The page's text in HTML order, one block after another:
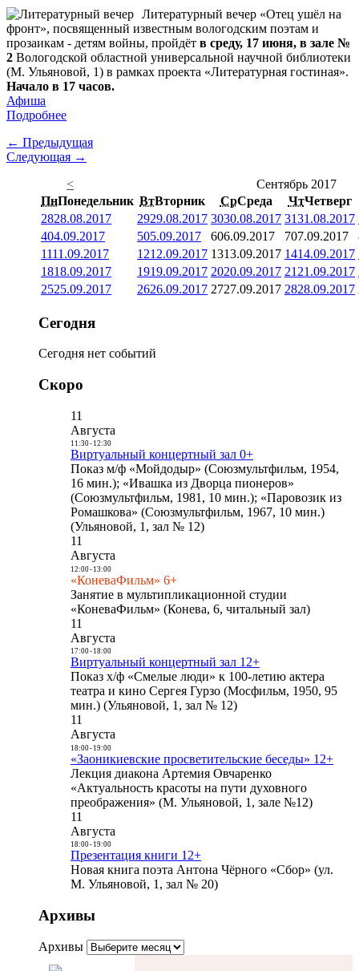
Литературный вечер «Отец ушёл на
фронт», посвященный известным вологодским поэтам и
прозаикам - детям войны, пройдёт в среду, 17 июня, в зале №
2 Вологодской областной универсальной научной библиотеки
(М. Ульяновой, 1) в рамках проекта «Литературная гостиная».
Начало в 17 часов.
Афиша
Подробнее
← Предыдущая
Следующая →
<
Сентябрь 2017
ПнПонедельник ВтВторник СрСреда ЧтЧетверг
2828.08.2017 2929.08.2017 3030.08.2017 3131.08.2017
404.09.2017 505.09.2017 606.09.2017 707.09.2017
1111.09.2017 1212.09.2017 1313.09.2017 1414.09.2017
1818.09.2017 1919.09.2017 2020.09.2017 21 21.09.2017
2525.09.2017 2626.09.2017 2727.09.2017 2828.09.2017
Сегодня
Сегодня нет событий
Скоро
11
Августа
11:30- 12:30
Виртуальный концертный зал 0+
Показ м/ф «Мойдодыр» (Союзмультфильм, 1954,
16 мин.); «Ивашка из Дворца пионеров»
(Союзмультфильм, 1981, 10 мин.); «Паровозик из
Ромашкова» (Союзмультфильм, 1967, 10 мин.)
(Ульяновой, 1, зал № 12)
11
Августа
12:00- 13:00
«КоневаФильм» 6+
Занятие в мультипликационной студии
«КоневаФильм» (Конева, 6, читальный зал)
11
Августа
17:00- 18:00
Виртуальный концертный зал 12+
Показ х/ф «Смелые люди» к 100-летию актера
театра и кино Сергея Гурзо (Мосфильм, 1950, 95
мин.) (Ульяновой, 1, зал № 12)
11
Августа
18:00- 19:00
«Заоникиевские просветительские беседы» 12+
Лекция диакона Артемия Овчаренко
«Актуальность красоты на пути духовного
преображения» (М. Ульяновой, 1, зале №12)
11
Августа
18:00- 19:00
Презентация книги 12+
Новая книга поэта Антона Чёрного «Сбор» (ул.
М. Ульяновой, 1, зал № 20)
Архивы
Архивы